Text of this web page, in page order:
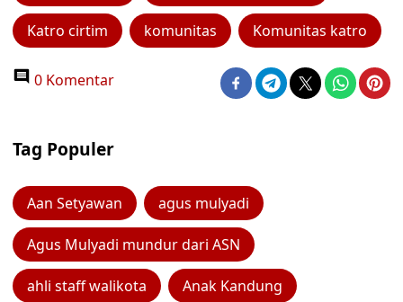
Katro cirtim komunitas Komunitas katro
0 Komentar
Tag Populer
Aan Setyawan agus mulyadi
Agus Mulyadi mundur dari ASN
ahli staff walikota Anak Kandung